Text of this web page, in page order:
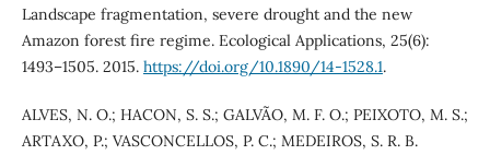
Landscape fragmentation, severe drought and the new
Amazon forest fire regime. Ecological Applications, 25(6):
1493–1505. 2015. https://doi.org/10.1890/14-1528.1.
ALVES, N. O.; HACON, S. S.; GALVÃO, M. F. O.; PEIXOTO, M. S.;
ARTAXO, P.; VASCONCELLOS, P. C.; MEDEIROS, S. R. B.